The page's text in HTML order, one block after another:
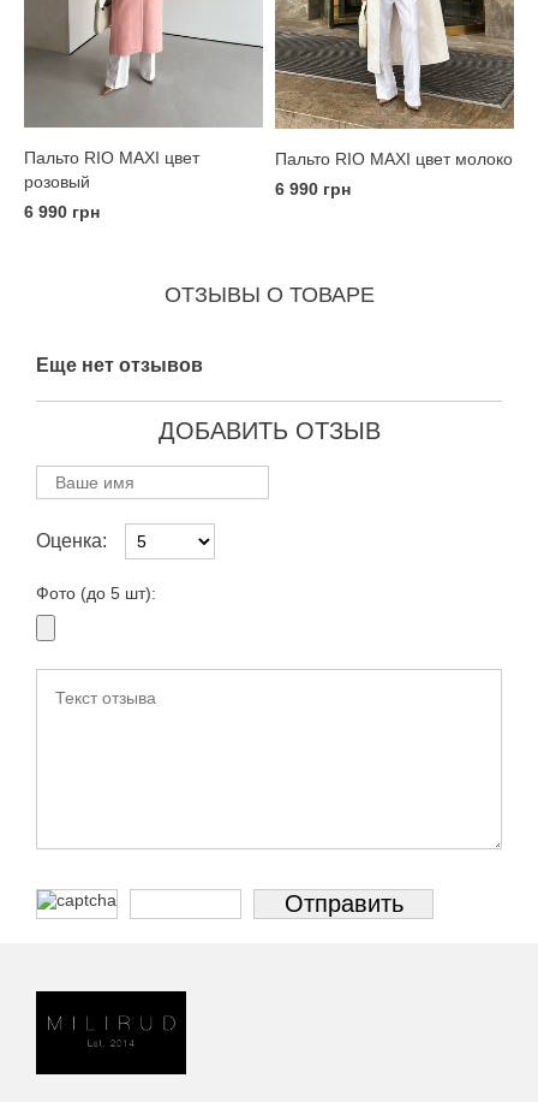
Пальто RIO MAXI цвет
розовый
6 990 грн
Пальто RIO MAXI цвет молоко
6 990 грн
ОТЗЫВЫ О ТОВАРЕ
Еще нет отзывов
ДОБАВИТЬ ОТЗЫВ
Оценка:
Фото (до 5 шт):